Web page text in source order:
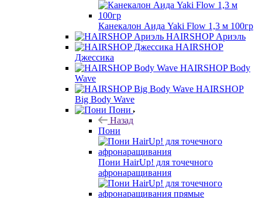
Канекалон Аида Yaki Flow 1,3 м 100гр
HAIRSHOP Ариэль
HAIRSHOP
Джессика
HAIRSHOP Body
Wave
HAIRSHOP
Big Body Wave
Пони
Назад
Пони
Пони HairUp! для точечного
афронаращивания